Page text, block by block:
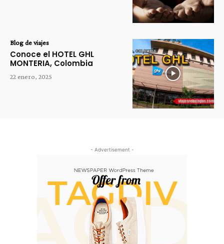
Blog de viajes
Conoce el HOTEL GHL
MONTERIA, Colombia
22 enero, 2025
- Advertisement -